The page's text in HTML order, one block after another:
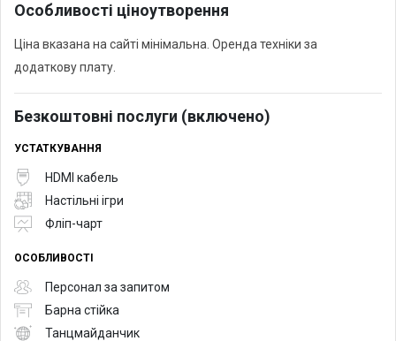
Особливості ціноутворення
Ціна вказана на сайті мінімальна. Оренда техніки за
додаткову плату.
Безкоштовні послуги (включено)
УСТАТКУВАННЯ
HDMI кабель
Настільні ігри
Фліп-чарт
ОСОБЛИВОСТІ
Персонал за запитом
Барна стійка
Танцмайданчик